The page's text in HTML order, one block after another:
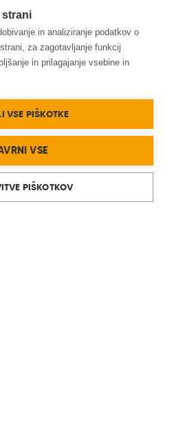
strani
in analiziranje podatkov o
za zagotavljanje funkcij
in prilagajanje vsebine in
VSE PIŠKOTKE
VSE
PIŠKOTKOV